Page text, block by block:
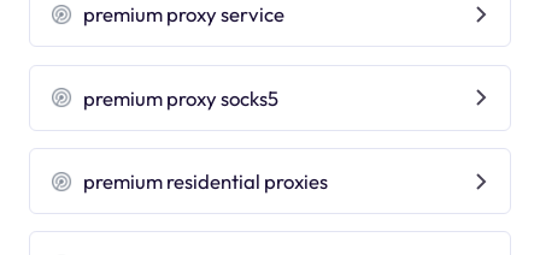
premium proxy service
premium proxy socks5
premium residential proxies